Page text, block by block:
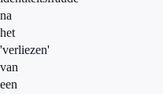
na
het
'verliezen'
van
een